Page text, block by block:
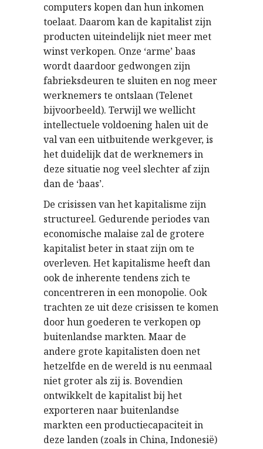
computers kopen dan hun inkomen
toelaat. Daarom kan de kapitalist zijn
producten uiteindelijk niet meer met
winst verkopen. Onze ‘arme’ baas
wordt daardoor gedwongen zijn
fabrieksdeuren te sluiten en nog meer
werknemers te ontslaan (Telenet
bijvoorbeeld). Terwijl we wellicht
intellectuele voldoening halen uit de
val van een uitbuitende werkgever, is
het duidelijk dat de werknemers in
deze situatie nog veel slechter af zijn
dan de ‘baas’.
De crisissen van het kapitalisme zijn
structureel. Gedurende periodes van
economische malaise zal de grotere
kapitalist beter in staat zijn om te
overleven. Het kapitalisme heeft dan
ook de inherente tendens zich te
concentreren in een monopolie. Ook
trachten ze uit deze crisissen te komen
door hun goederen te verkopen op
buitenlandse markten. Maar de
andere grote kapitalisten doen net
hetzelfde en de wereld is nu eenmaal
niet groter als zij is. Bovendien
ontwikkelt de kapitalist bij het
exporteren naar buitenlandse
markten een productiecapaciteit in
deze landen (zoals in China, Indonesië)